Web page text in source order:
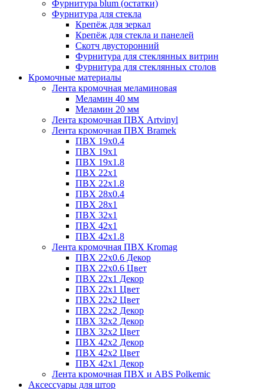
Фурнитура blum (остатки)
Фурнитура для стекла
Крепёж для зеркал
Крепёж для стекла и панелей
Скотч двусторонний
Фурнитура для стеклянных витрин
Фурнитура для стеклянных столов
Кромочные материалы
Лента кромочная меламиновая
Меламин 40 мм
Меламин 20 мм
Лента кромочная ПВХ Artvinyl
Лента кромочная ПВХ Bramek
ПВХ 19x0.4
ПВХ 19х1
ПВХ 19х1.8
ПВХ 22х1
ПВХ 22х1.8
ПВХ 28х0.4
ПВХ 28х1
ПВХ 32x1
ПВХ 42х1
ПВХ 42х1.8
Лента кромочная ПВХ Kromag
ПВХ 22x0.6 Декор
ПВХ 22x0.6 Цвет
ПВХ 22x1 Декор
ПВХ 22x1 Цвет
ПВХ 22x2 Цвет
ПВХ 22x2 Декор
ПВХ 32x2 Декор
ПВХ 32x2 Цвет
ПВХ 42x2 Декор
ПВХ 42x2 Цвет
ПВХ 42x1 Декор
Лента кромочная ПВХ и ABS Polkemic
Аксессуары для штор